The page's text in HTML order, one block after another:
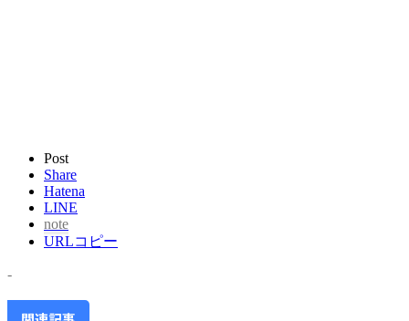
Post
Share
Hatena
LINE
note
URLコピー
-